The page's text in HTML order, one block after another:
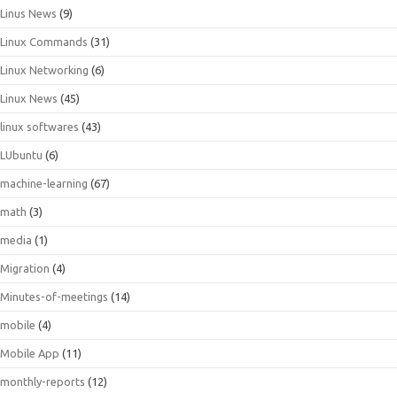
Linus News (9)
Linux Commands (31)
Linux Networking (6)
Linux News (45)
linux softwares (43)
LUbuntu (6)
machine-learning (67)
math (3)
media (1)
Migration (4)
Minutes-of-meetings (14)
mobile (4)
Mobile App (11)
monthly-reports (12)